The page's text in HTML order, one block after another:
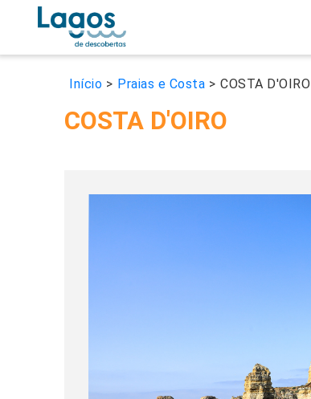
Início > Praias e Costa > COSTA D'OIRO
COSTA D'OIRO